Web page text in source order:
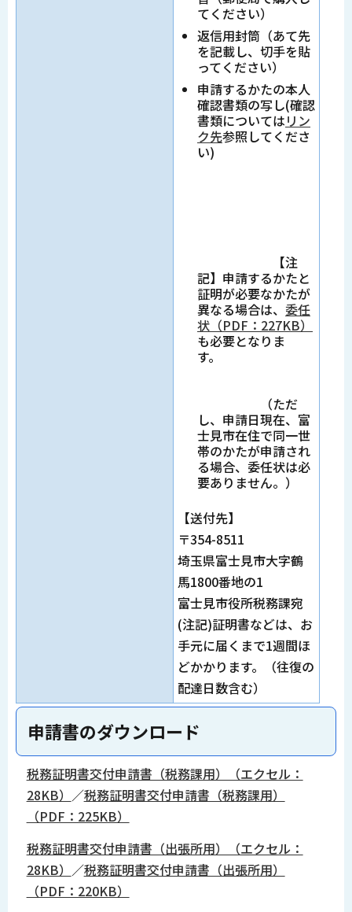
てください）
返信用封筒（あて先
を記載し、切手を貼
ってください）
申請するかたの本人
確認書類の写し(確認
書類についてはリン
ク先参照してくださ
い)
【注
記】申請するかたと
証明が必要なかたが
異なる場合は、 委任
状（PDF：227KB）
も必要となりま
す。
（ただ
し、申請日現在、富
士見市在住で同一世
帯のかたが申請され
る場合、委任状は必
要ありません。）
【送付先】
〒354-8511
埼玉県富士見市大字鶴
馬1800番地の1
富士見市役所税務課宛
(注記)証明書などは、お
手元に届くまで1週間ほ
どかかります。（往復の
配達日数含む）
申請書のダウンロード
税務証明書交付申請書（税務課用）（エクセル：
28KB） ／税務証明書交付申請書（税務課用）
（PDF：225KB）
税務証明書交付申請書（出張所用）（エクセル：
28KB） ／税務証明書交付申請書（出張所用）
（PDF：220KB）